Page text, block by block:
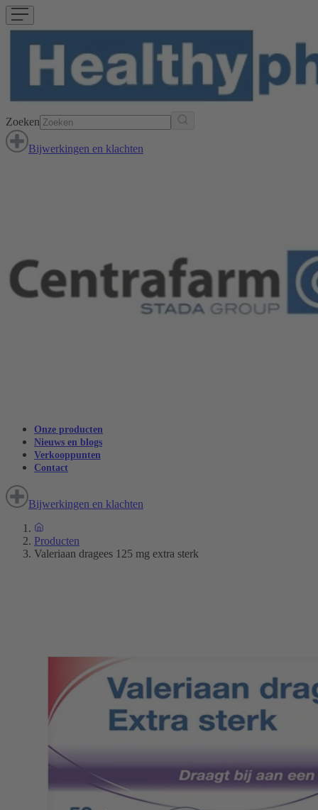
Zoeken
Bijwerkingen en klachten
Onze producten
Nieuws en blogs
Verkooppunten
Contact
Bijwerkingen en klachten
Producten
Valeriaan dragees 125 mg extra sterk